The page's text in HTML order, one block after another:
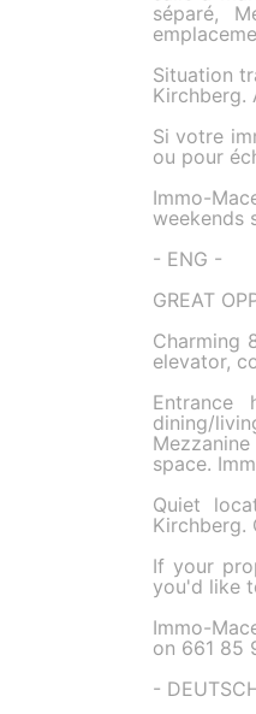
séparé,
Situation
Kirchberg.
Si votre
ou pour
Immo-
weekends
- ENG -
GREAT
Charming
elevator,
dining/
space.
Quiet
Kirchberg.
If your
you'd like
Immo-
on 661 85
-